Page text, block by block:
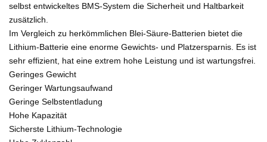
selbst entwickeltes BMS-System die Sicherheit und Haltbarkeit
zusätzlich.
Im Vergleich zu herkömmlichen Blei-Säure-Batterien bietet die
Lithium-Batterie eine enorme Gewichts- und Platzersparnis. Es ist
sehr effizient, hat eine extrem hohe Leistung und ist wartungsfrei.
Geringes Gewicht
Geringer Wartungsaufwand
Geringe Selbstentladung
Hohe Kapazität
Sicherste Lithium-Technologie